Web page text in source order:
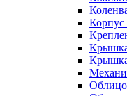
Корпус
Крышка
Крышка